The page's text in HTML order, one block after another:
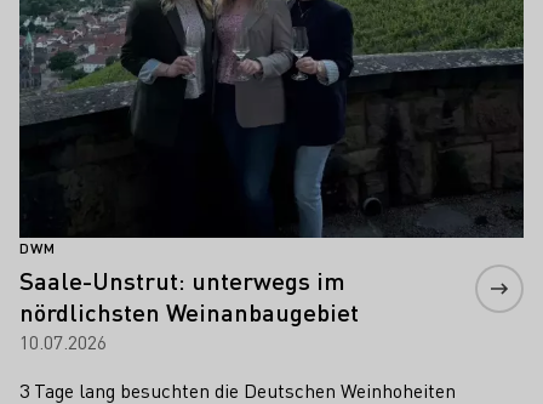
DWM
Saale-Unstrut: unterwegs im
nördlichsten Weinanbaugebiet
10.07.2026
3 Tage lang besuchten die Deutschen Weinhoheiten